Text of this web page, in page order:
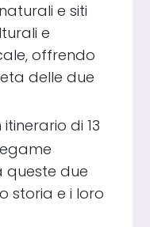
e siti
e
offrendo
delle due
itinerario di 13
queste due
storia e i loro